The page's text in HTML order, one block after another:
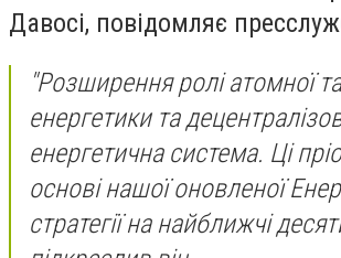
Давосі, повідомляє
"Розширення ролі атомної та
енергетики та
енергетична система. Ці
основі нашої оновленої
стратегії на найближчі